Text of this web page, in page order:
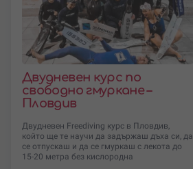
Двудневен курс по
свободно гмуркане –
Пловдив
Двудневен Freediving курс в Пловдив,
който ще те научи да задържаш дъха си, да
се отпускаш и да се гмуркаш с лекота до
15-20 метра без кислородна